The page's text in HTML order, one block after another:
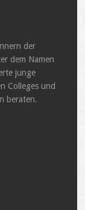
der
dem Namen
junge
Colleges und
beraten.